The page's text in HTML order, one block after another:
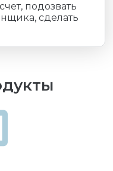
подозвать
сделать